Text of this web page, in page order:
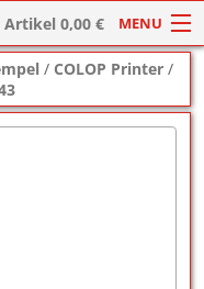
Artikel 0,00 € MENU
/ COLOP Printer /